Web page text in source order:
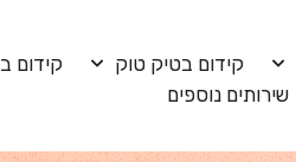
קידום בטיק טוק
קידום
שירותים נוספים